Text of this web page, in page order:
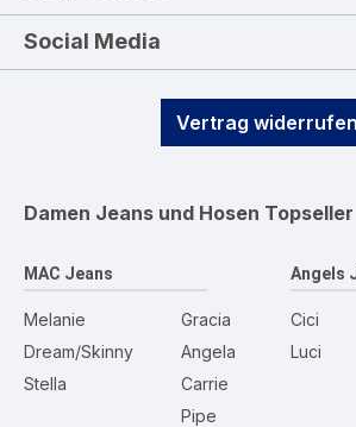
Social Media
Vertrag widerrufen
Damen Jeans und Hosen Topseller
MAC Jeans
Melanie
Dream/Skinny
Stella
Gracia
Angela
Carrie
Pipe
Angels
Cici
Luci